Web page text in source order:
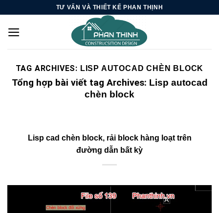
content
TƯ VẤN VÀ THIẾT KẾ PHAN THỊNH
TAG ARCHIVES: LISP AUTOCAD CHÈN BLOCK
Tổng hợp bài viết tag Archives: Lisp autocad
chèn block
Lisp cad chèn block, rải block hàng loạt trên
đường dẫn bất kỳ